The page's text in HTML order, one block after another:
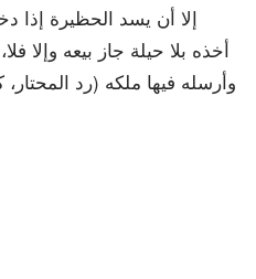
إلا أن يسد الحظيرة إذا
أخذه بلا حيلة جاز بيعه وإلا
وأرسله فيها ملكه (رد المحتار،